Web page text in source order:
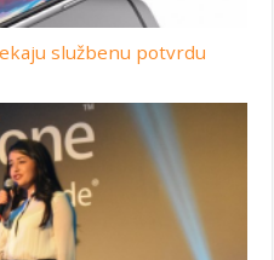
službenu potvrdu